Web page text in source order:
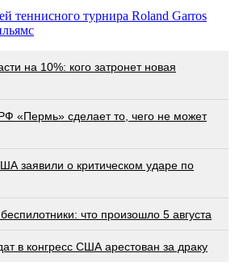
теннисного турнира Roland Garros
на 10%: кого затронет новая
«Пермь» сделает то, чего не может
заявили о критическом ударе по
что произошло 5 августа
в конгресс США арестован за драку